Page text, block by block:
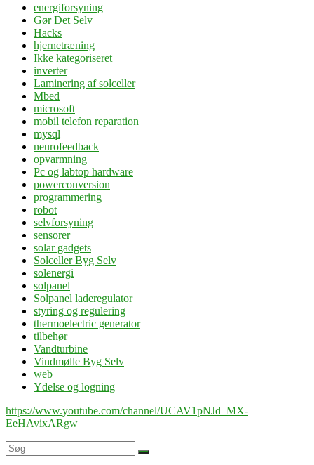
energiforsyning
Gør Det Selv
Hacks
hjernetræning
Ikke kategoriseret
inverter
Laminering af solceller
Mbed
microsoft
mobil telefon reparation
mysql
neurofeedback
opvarmning
Pc og labtop hardware
powerconversion
programmering
robot
selvforsyning
sensorer
solar gadgets
Solceller Byg Selv
solenergi
solpanel
Solpanel laderegulator
styring og regulering
thermoelectric generator
tilbehør
Vandturbine
Vindmølle Byg Selv
web
Ydelse og logning
https://www.youtube.com/channel/UCAV1pNJd_MX-
EeHAvixARgw